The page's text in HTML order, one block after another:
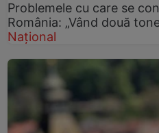
Problemele cu care se
România: „Vând două
Național